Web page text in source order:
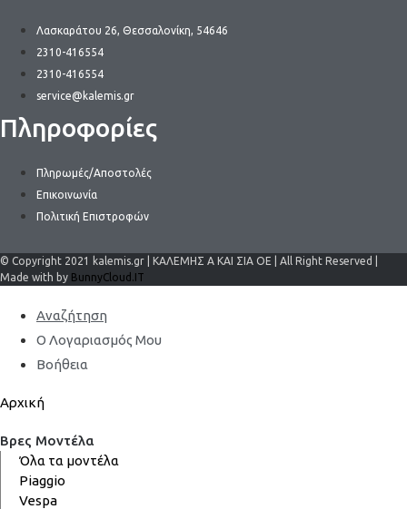
Λασκαράτου 26, Θεσσαλονίκη, 54646
2310-416554
2310-416554
service@kalemis.gr
Πληροφορίες
Πληρωμές/Αποστολές
Επικοινωνία
Πολιτική Επιστροφών
© Copyright 2021 kalemis.gr | ΚΑΛΕΜΗΣ Α ΚΑΙ ΣΙΑ ΟΕ | All Right Reserved |
Made with by BunnyCloud.IT
Αναζήτηση
Ο Λογαριασμός Μου
Βοήθεια
Αρχική
Βρες Μοντέλα
Όλα τα μοντέλα
Piaggio
Vespa